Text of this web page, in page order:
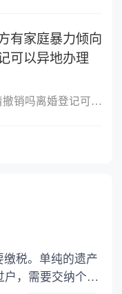
有家庭暴力倾向
可以异地办理
一、离婚登记可以申请撤销吗离婚登记可以申请撤销。依据我国最新《
，需要交纳个人